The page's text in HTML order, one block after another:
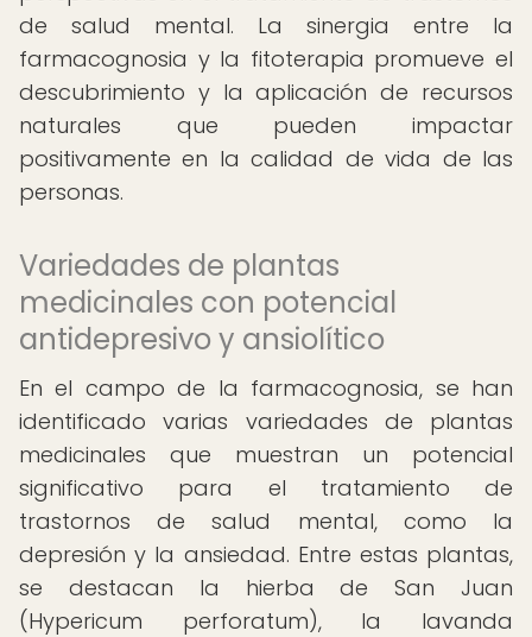
de salud mental. La sinergia entre la
farmacognosia y la fitoterapia promueve el
descubrimiento y la aplicación de recursos
naturales que pueden impactar
positivamente en la calidad de vida de las
personas.
Variedades de plantas
medicinales con potencial
antidepresivo y ansiolítico
En el campo de la farmacognosia, se han
identificado varias variedades de plantas
medicinales que muestran un potencial
significativo para el tratamiento de
trastornos de salud mental, como la
depresión y la ansiedad. Entre estas plantas,
se destacan la hierba de San Juan
(Hypericum perforatum), la lavanda